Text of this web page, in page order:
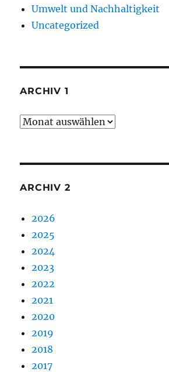
Umwelt und Nachhaltigkeit
Uncategorized
ARCHIV 1
Archiv
ARCHIV 2
2026
2025
2024
2023
2022
2021
2020
2019
2018
2017